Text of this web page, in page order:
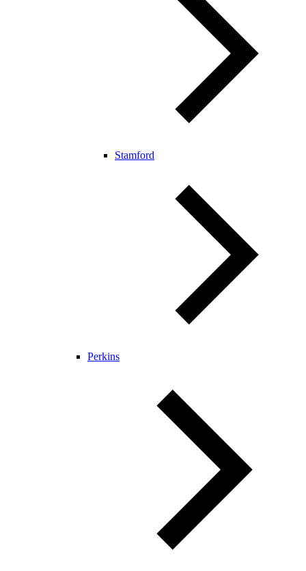
Stamford
Perkins